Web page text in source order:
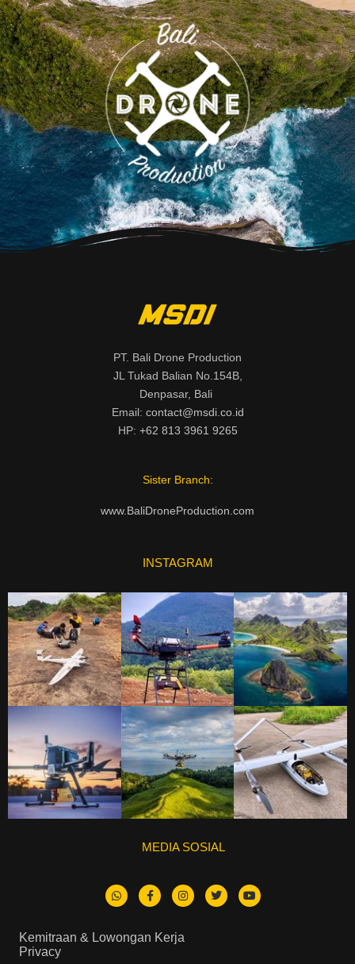
PT. Bali Drone Production
JL Tukad Balian No.154B,
Denpasar, Bali
Email: contact@msdi.co.id
HP: +62 813 3961 9265
Sister Branch:
www.BaliDroneProduction.com
INSTAGRAM
MEDIA SOSIAL
Kemitraan & Lowongan Kerja
Privacy